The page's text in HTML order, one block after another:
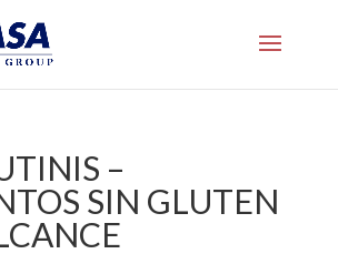
–
SIN GLUTEN